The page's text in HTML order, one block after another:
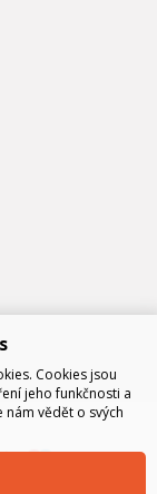
Cookies jsou
jeho funkčnosti a
vědět o svých